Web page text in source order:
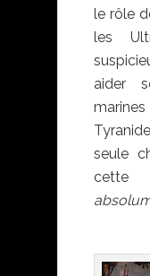
le rôle
les
aider
seule